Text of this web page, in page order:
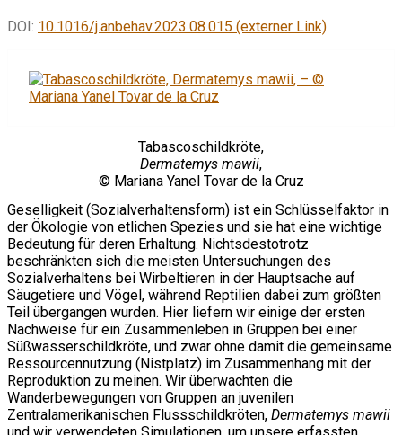
DOI: 10.1016/j.anbehav.2023.08.015 (externer Link)
Tabascoschildkröte,
Dermatemys mawii,
© Mariana Yanel Tovar de la Cruz
Geselligkeit (Sozialverhaltensform) ist ein Schlüsselfaktor in
der Ökologie von etlichen Spezies und sie hat eine wichtige
Bedeutung für deren Erhaltung. Nichtsdestotrotz
beschränkten sich die meisten Untersuchungen des
Sozialverhaltens bei Wirbeltieren in der Hauptsache auf
Säugetiere und Vögel, während Reptilien dabei zum größten
Teil übergangen wurden. Hier liefern wir einige der ersten
Nachweise für ein Zusammenleben in Gruppen bei einer
Süßwasserschildkröte, und zwar ohne damit die gemeinsame
Ressourcennutzung (Nistplatz) im Zusammenhang mit der
Reproduktion zu meinen. Wir überwachten die
Wanderbewegungen von Gruppen an juvenilen
Zentralamerikanischen Flussschildkröten, Dermatemys mawii